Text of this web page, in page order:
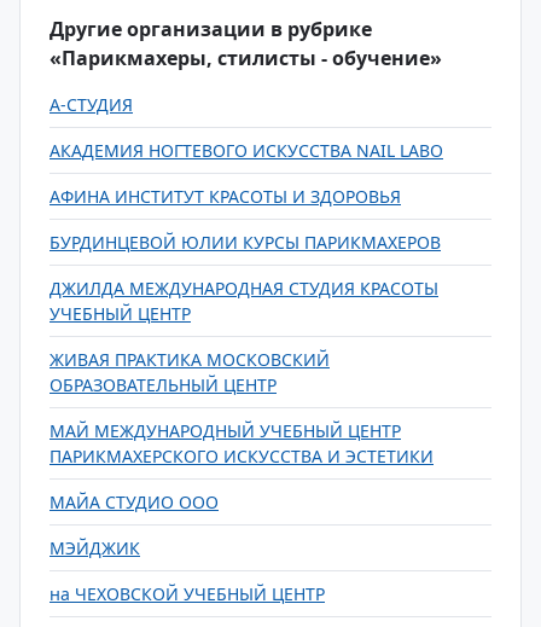
Другие организации в рубрике
«Парикмахеры, стилисты - обучение»
А-СТУДИЯ
АКАДЕМИЯ НОГТЕВОГО ИСКУССТВА NAIL LABO
АФИНА ИНСТИТУТ КРАСОТЫ И ЗДОРОВЬЯ
БУРДИНЦЕВОЙ ЮЛИИ КУРСЫ ПАРИКМАХЕРОВ
ДЖИЛДА МЕЖДУНАРОДНАЯ СТУДИЯ КРАСОТЫ
УЧЕБНЫЙ ЦЕНТР
ЖИВАЯ ПРАКТИКА МОСКОВСКИЙ
ОБРАЗОВАТЕЛЬНЫЙ ЦЕНТР
МАЙ МЕЖДУНАРОДНЫЙ УЧЕБНЫЙ ЦЕНТР
ПАРИКМАХЕРСКОГО ИСКУССТВА И ЭСТЕТИКИ
МАЙА СТУДИО ООО
МЭЙДЖИК
на ЧЕХОВСКОЙ УЧЕБНЫЙ ЦЕНТР